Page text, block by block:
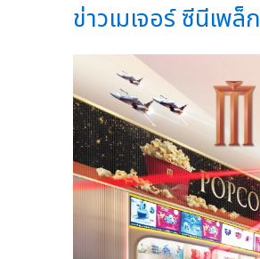
ข่าวเมเจอร์ ซีนีเพ